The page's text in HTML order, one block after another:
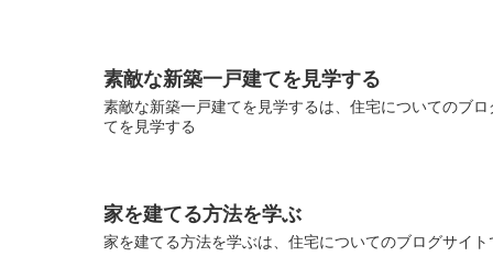
素敵な新築一戸建てを見学する
素敵な新築一戸建てを見学するは、住宅についてのブ
てを見学する
家を建てる方法を学ぶ
家を建てる方法を学ぶは、住宅についてのブログサイ